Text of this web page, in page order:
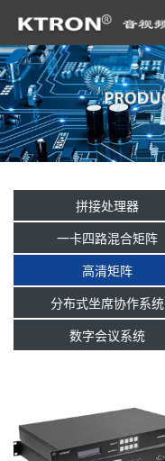
拼接处理器
一卡四路混合矩阵
高清矩阵
分布式坐席协作系统
数字会议系统